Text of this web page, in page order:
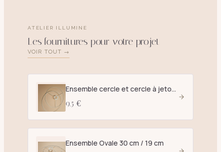
ATELIER ILLUMINE
Les fournitures pour votre projet
VOIR TOUT →
Ensemble cercle et cercle à jetons D. 25 cm blanc - E27
9.5 €
Ensemble Ovale 30 cm / 19 cm